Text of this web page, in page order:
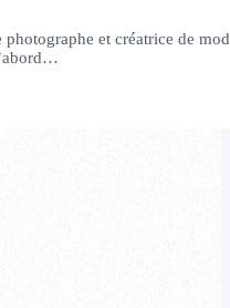
et créatrice de